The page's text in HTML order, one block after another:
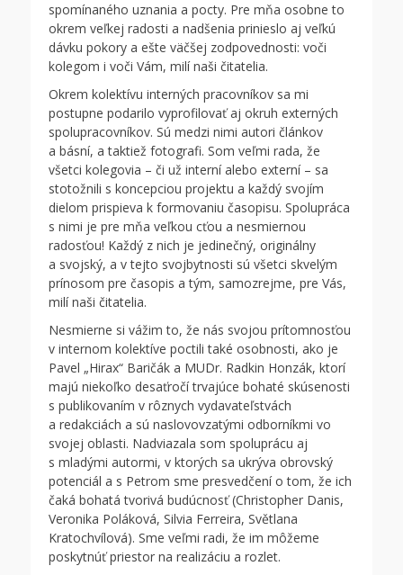
spomínaného uznania a pocty. Pre mňa osobne to
okrem veľkej radosti a nadšenia prinieslo aj veľkú
dávku pokory a ešte väčšej zodpovednosti: voči
kolegom i voči Vám, milí naši čitatelia.
Okrem kolektívu interných pracovníkov sa mi
postupne podarilo vyprofilovať aj okruh externých
spolupracovníkov. Sú medzi nimi autori článkov
a básní, a taktiež fotografi. Som veľmi rada, že
všetci kolegovia – či už interní alebo externí – sa
stotožnili s koncepciou projektu a každý svojím
dielom prispieva k formovaniu časopisu. Spolupráca
s nimi je pre mňa veľkou cťou a nesmiernou
radosťou! Každý z nich je jedinečný, originálny
a svojský, a v tejto svojbytnosti sú všetci skvelým
prínosom pre časopis a tým, samozrejme, pre Vás,
milí naši čitatelia.
Nesmierne si vážim to, že nás svojou prítomnosťou
v internom kolektíve poctili také osobnosti, ako je
Pavel „Hirax“ Baričák a MUDr. Radkin Honzák, ktorí
majú niekoľko desaťročí trvajúce bohaté skúsenosti
s publikovaním v rôznych vydavateľstvách
a redakciách a sú naslovovzatými odborníkmi vo
svojej oblasti. Nadviazala som spoluprácu aj
s mladými autormi, v ktorých sa ukrýva obrovský
potenciál a s Petrom sme presvedčení o tom, že ich
čaká bohatá tvorivá budúcnosť (Christopher Danis,
Veronika Poláková, Silvia Ferreira, Světlana
Kratochvílová). Sme veľmi radi, že im môžeme
poskytnúť priestor na realizáciu a rozlet.